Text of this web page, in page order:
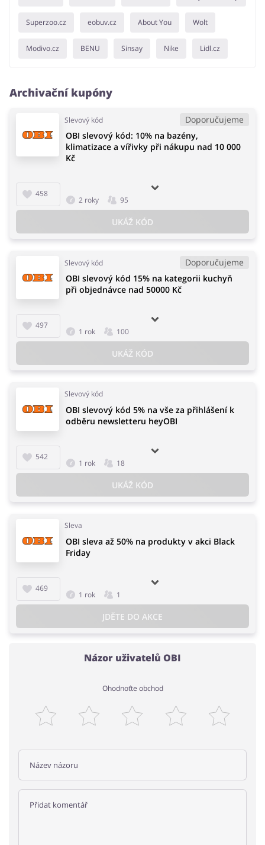
Superzoo.cz eobuv.cz About You Wolt
Modivo.cz BENU Sinsay Nike Lidl.cz
Archivační kupóny
Slevový kód Doporučujeme
458
OBI slevový kód: 10% na bazény,
klimatizace a vířivky při nákupu nad 10 000
Kč
2 roky 95
UKÁŽ KÓD
Slevový kód Doporučujeme
497
OBI slevový kód 15% na kategorii kuchyň
při objednávce nad 50000 Kč
1 rok 100
UKÁŽ KÓD
Slevový kód
542
OBI slevový kód 5% na vše za přihlášení k
odběru newsletteru heyOBI
1 rok 18
UKÁŽ KÓD
Sleva
469
OBI sleva až 50% na produkty v akci Black
Friday
1 rok 1
JDĚTE DO AKCE
Názor uživatelů OBI
Ohodnoťte obchod